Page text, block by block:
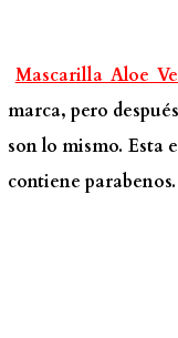
Mascarilla Aloe
marca, pero
son lo mismo. Esta
contiene